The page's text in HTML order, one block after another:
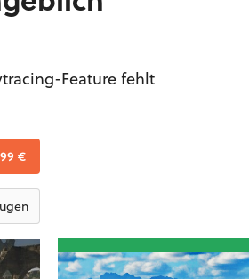
Feature fehlt
€